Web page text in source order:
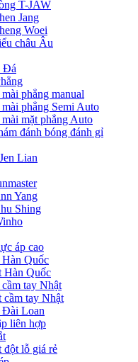
T-JAW
Jang
Woei
châu Âu
Đá
phẳng manual
phẳng Semi Auto
mặt phẳng Auto
đánh bóng đánh gỉ
Lian
Yang
Shing
áp cao
Quốc
Hàn Quốc
tay Nhật
cầm tay Nhật
Đài Loan
liên hợp
đột lỗ giá rẻ